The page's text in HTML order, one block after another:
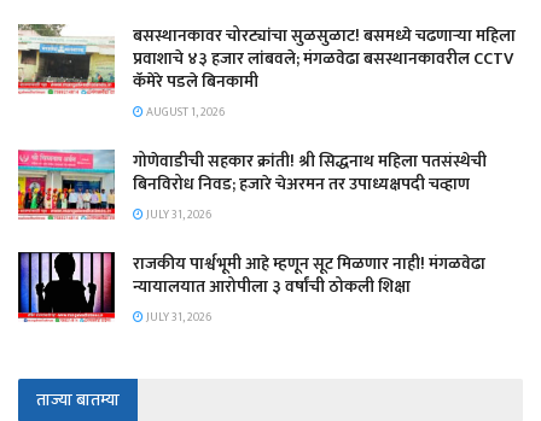
बसस्थानकावर चोरट्यांचा सुळसुळाट! बसमध्ये चढणाऱ्या महिला
प्रवाशाचे ४३ हजार लांबवले; मंगळवेढा बसस्थानकावरील CCTV
कॅमेरे पडले बिनकामी
AUGUST 1, 2026
गोणेवाडीची सहकार क्रांती! श्री सिद्धनाथ महिला पतसंस्थेची
बिनविरोध निवड; हजारे चेअरमन तर उपाध्यक्षपदी चव्हाण
JULY 31, 2026
राजकीय पार्श्वभूमी आहे म्हणून सूट मिळणार नाही! मंगळवेढा
न्यायालयात आरोपीला ३ वर्षांची ठोकली शिक्षा
JULY 31, 2026
ताज्या बातम्या